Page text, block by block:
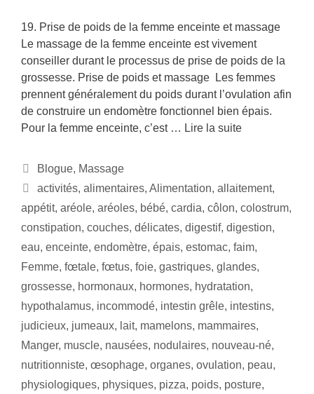
19. Prise de poids de la femme enceinte et massage
Le massage de la femme enceinte est vivement
conseiller durant le processus de prise de poids de la
grossesse. Prise de poids et massage Les femmes
prennent généralement du poids durant l’ovulation afin
de construire un endomètre fonctionnel bien épais.
Pour la femme enceinte, c’est … Lire la suite
Blogue, Massage
activités, alimentaires, Alimentation, allaitement,
appétit, aréole, aréoles, bébé, cardia, côlon, colostrum,
constipation, couches, délicates, digestif, digestion,
eau, enceinte, endomètre, épais, estomac, faim,
Femme, fœtale, fœtus, foie, gastriques, glandes,
grossesse, hormonaux, hormones, hydratation,
hypothalamus, incommodé, intestin grêle, intestins,
judicieux, jumeaux, lait, mamelons, mammaires,
Manger, muscle, nausées, nodulaires, nouveau-né,
nutritionniste, œsophage, organes, ovulation, peau,
physiologiques, physiques, pizza, poids, posture,